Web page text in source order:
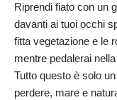
Riprendi fiato con un
davanti ai tuoi occhi
fitta vegetazione e le
mentre pedalerai
Tutto questo è solo
perdere, mare e